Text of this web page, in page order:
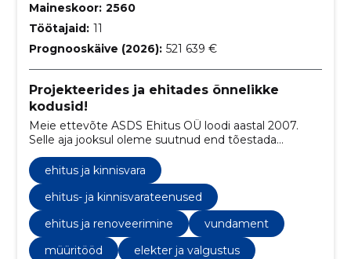
Maineskoor: 2560
Töötajaid: 11
Prognooskäive (2026): 521 639 €
Projekteerides ja ehitades õnnelikke
kodusid!
Meie ettevõte ASDS Ehitus OÜ loodi aastal 2007.
Selle aja jooksul oleme suutnud end tõestada
usaldusväärse partnerina turul. Ettevõtte
eksisteerimise ajal saadud ulatuslik kogemus
võimaldab meil teostada renoveerimistöid
laiaulatuslikult, alates vundamendist kuni
katuseharjani.
ehitus ja kinnisvara
ehitus- ja kinnisvarateenused
ehitus ja renoveerimine
vundament
müüritööd
elekter ja valgustus